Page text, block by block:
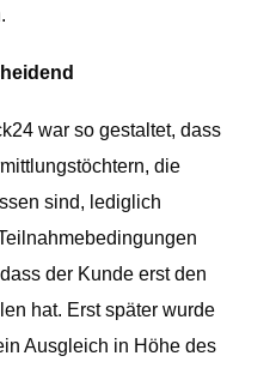
war so gestaltet, dass
die
sind, lediglich
der Kunde erst den
hat. Erst später wurde
Ausgleich in Höhe des